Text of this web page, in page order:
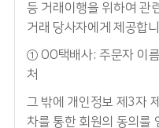
등 거래이행을 위하여 관
거래 당사자에게 제공합
① OO택배사: 주문자 이
처
그 밖에 개인정보 제3자
차를 통한 회원의 동의를